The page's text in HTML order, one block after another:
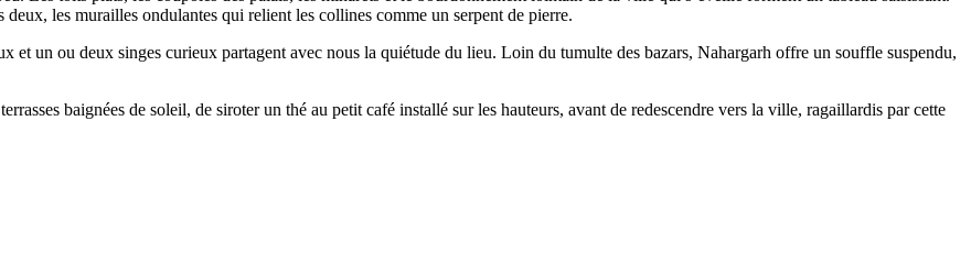
les murailles ondulantes qui relient les collines comme un serpent de pierre.
et un ou deux singes curieux partagent avec nous la quiétude du lieu. Loin du tumulte des bazars, Nahargarh offre un souffle suspendu,
baignées de soleil, de siroter un thé au petit café installé sur les hauteurs, avant de redescendre vers la ville, ragaillardis par cette